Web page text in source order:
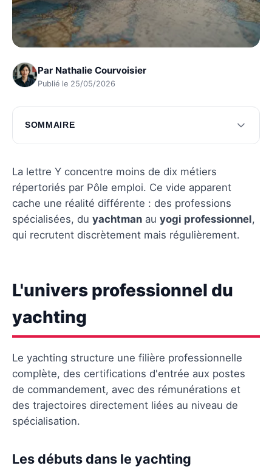
Par Nathalie Courvoisier
Publié le 25/05/2026
SOMMAIRE
L'univers professionnel du yachting
Les métiers autour du yoga
Questions fréquentes
La lettre Y concentre moins de dix métiers
répertoriés par Pôle emploi. Ce vide apparent
cache une réalité différente : des professions
spécialisées, du yachtman au yogi professionnel,
qui recrutent discrètement mais régulièrement.
L'univers professionnel du
yachting
Le yachting structure une filière professionnelle
complète, des certifications d'entrée aux postes
de commandement, avec des rémunérations et
des trajectoires directement liées au niveau de
spécialisation.
Les débuts dans le yachting